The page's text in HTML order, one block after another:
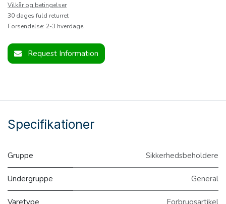
Vilkår og betingelser
30 dages fuld returret
Forsendelse: 2-3 hverdage
Request Information
Specifikationer
Gruppe Sikkerhedsbeholdere
Undergruppe General
Varetype Forbrugsartikel